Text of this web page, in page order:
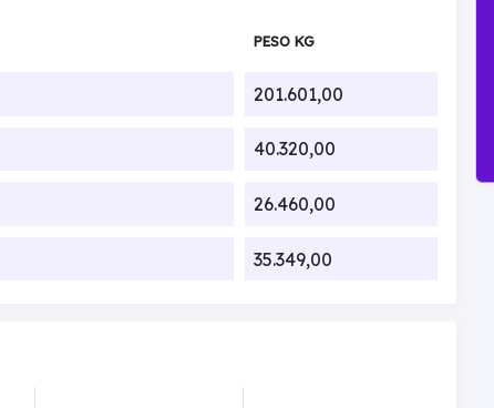
PESO KG
201.601,00
40.320,00
26.460,00
35.349,00